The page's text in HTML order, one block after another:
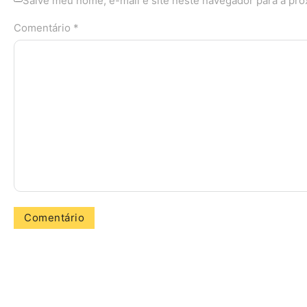
Comentário *